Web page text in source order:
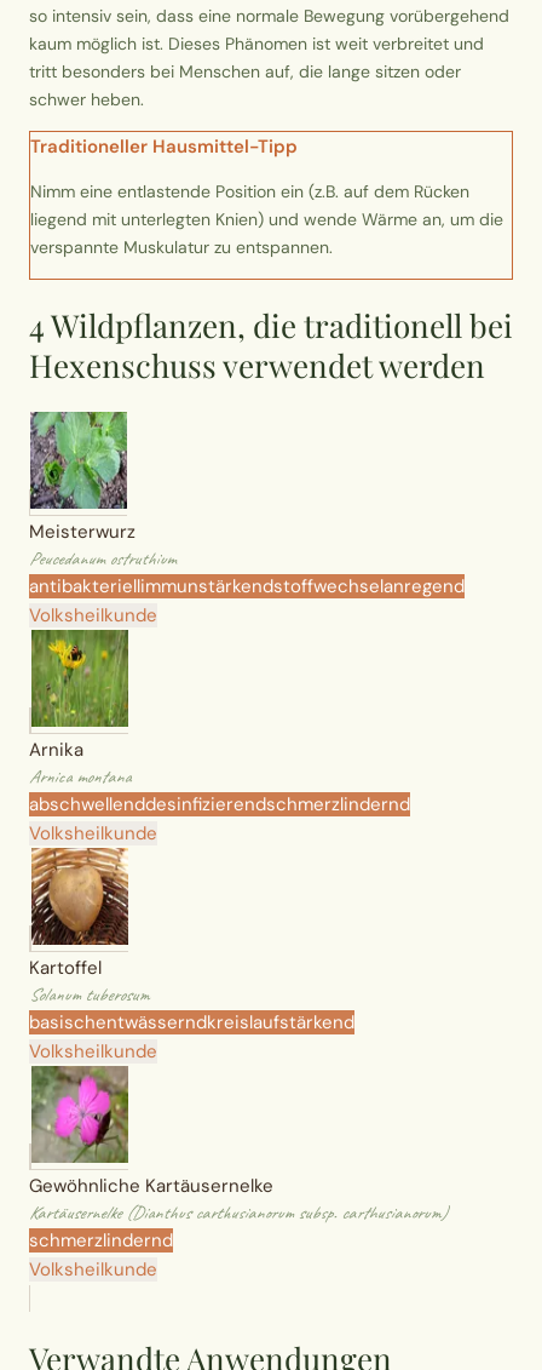
Vogelstimmen
Gartenplaner
Challenges
Sammlungen
Selber machen
Glossar
so intensiv sein, dass eine normale Bewegung vorübergehend
kaum möglich ist. Dieses Phänomen ist weit verbreitet und
tritt besonders bei Menschen auf, die lange sitzen oder
schwer heben.
Traditioneller Hausmittel-Tipp
Nimm eine entlastende Position ein (z.B. auf dem Rücken
liegend mit unterlegten Knien) und wende Wärme an, um die
verspannte Muskulatur zu entspannen.
4 Wildpflanzen, die traditionell bei
Hexenschuss verwendet werden
Meisterwurz
Peucedanum ostruthium
antibakteriellimmunstärkendstoffwechselanregend
Volksheilkunde
Arnika
Arnica montana
abschwellenddesinfizierendschmerzlindernd
Volksheilkunde
Kartoffel
Solanum tuberosum
basischentwässerndkreislaufstärkend
Volksheilkunde
Gewöhnliche Kartäusernelke
Kartäusernelke (Dianthus carthusianorum subsp. carthusianorum)
schmerzlindernd
Volksheilkunde
Verwandte Anwendungen